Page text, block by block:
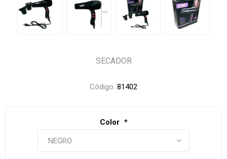
SECADOR
Código: 81402
Color *